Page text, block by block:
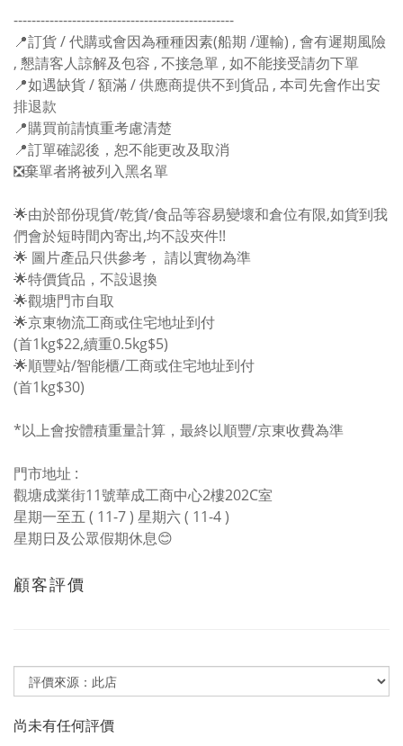
-------------------------------------------------
📍訂貨 / 代購或會因為種種因素(船期 /運輸) , 會有遲期風險
, 懇請客人諒解及包容 , 不接急單 , 如不能接受請勿下單
📍如遇缺貨 / 額滿 / 供應商提供不到貨品 , 本司先會作出安
排退款
📍購買前請慎重考慮清楚
📍訂單確認後，恕不能更改及取消
❎棄單者將被列入黑名單
🌟由於部份現貨/乾貨/食品等容易變壞和倉位有限,如貨到我
們會於短時間內寄出,均不設夾件!!
🌟 圖片產品只供參考， 請以實物為準
🌟特價貨品，不設退換
🌟觀塘門市自取
🌟京東物流工商或住宅地址到付
(首1kg$22,續重0.5kg$5)
🌟順豐站/智能櫃/工商或住宅地址到付
(首1kg$30)
*以上會按體積重量計算，最終以順豐/京東收費為準
門市地址 :
觀塘成業街11號華成工商中心2樓202C室
星期一至五 ( 11-7 ) 星期六 ( 11-4 )
星期日及公眾假期休息😊
顧客評價
尚未有任何評價